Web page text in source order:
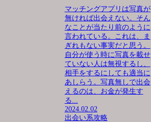
マッチングアプリは写真が
無ければ出会えない。そん
なことが当たり前のように
言われている。これは、ま
ぎれもない事実だと思う。
自分が使う時に写真を載せ
ていない人は無視するし、
相手をするにしても適当に
あしらう。写真無しで出会
えるのは、お金が発生す
る...
2024.02.02
出会い系攻略